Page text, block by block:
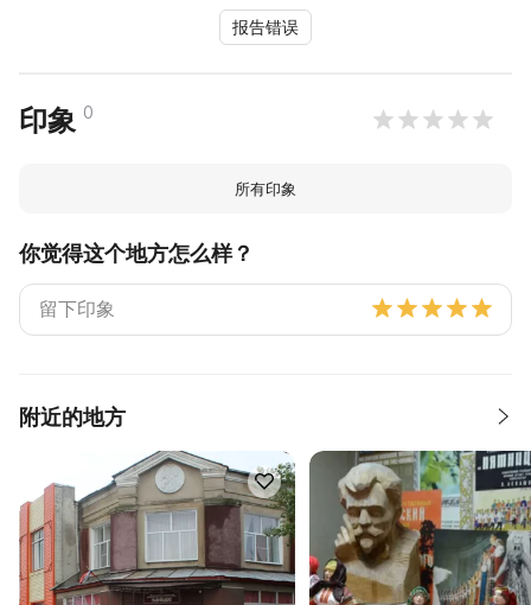
报告错误
印象 0
所有印象
你觉得这个地方怎么样？
附近的地方